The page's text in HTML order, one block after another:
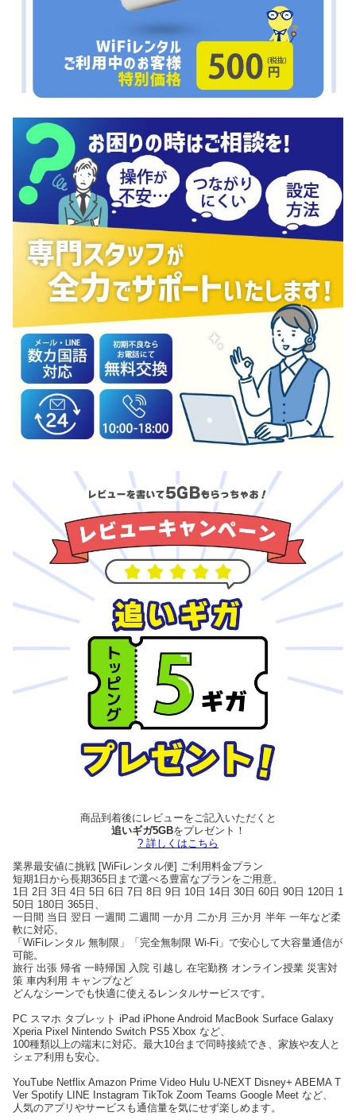
商品到着後にレビューをご記入いただくと
追いギガ5GBをプレゼント！
? 詳しくはこちら
業界最安値に挑戦 [WiFiレンタル便] ご利用料金プラン
短期1日から長期365日まで選べる豊富なプランをご用意。
1日 2日 3日 4日 5日 6日 7日 8日 9日 10日 14日 30日 60日 90日 120日 1
50日 180日 365日、
一日間 当日 翌日 一週間 二週間 一か月 二か月 三か月 半年 一年など柔
軟に対応。
「WiFiレンタル 無制限」「完全無制限 Wi-Fi」で安心して大容量通信が
可能。
旅行 出張 帰省 一時帰国 入院 引越し 在宅勤務 オンライン授業 災害対
策 車内利用 キャンプなど
どんなシーンでも快適に使えるレンタルサービスです。
PC スマホ タブレット iPad iPhone Android MacBook Surface Galaxy
Xperia Pixel Nintendo Switch PS5 Xbox など、
100種類以上の端末に対応。最大10台まで同時接続でき、家族や友人と
シェア利用も安心。
YouTube Netflix Amazon Prime Video Hulu U-NEXT Disney+ ABEMA T
Ver Spotify LINE Instagram TikTok Zoom Teams Google Meet など、
人気のアプリやサービスも通信量を気にせず楽しめます。